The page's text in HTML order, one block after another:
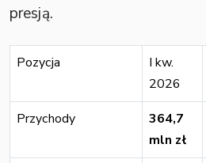
presją.
Pozycja
I kw.
2026
Przychody
364,7
mln zł